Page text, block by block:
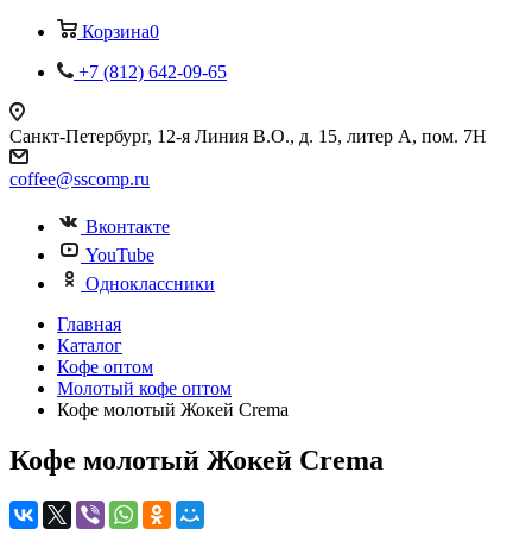
Корзина0
+7 (812) 642-09-65
Санкт-Петербург, 12-я Линия В.О., д. 15, литер А, пом. 7Н
coffee@sscomp.ru
Вконтакте
YouTube
Одноклассники
Главная
Каталог
Кофе оптом
Молотый кофе оптом
Кофе молотый Жокей Crema
Кофе молотый Жокей Crema